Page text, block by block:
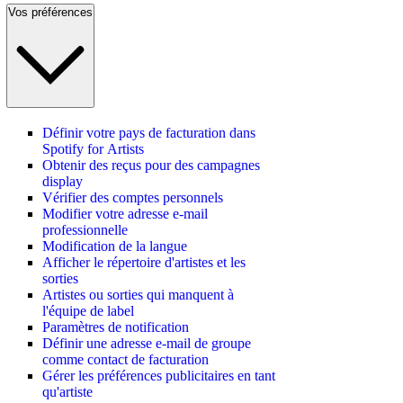
Vos préférences
Définir votre pays de facturation dans
Spotify for Artists
Obtenir des reçus pour des campagnes
display
Vérifier des comptes personnels
Modifier votre adresse e-mail
professionnelle
Modification de la langue
Afficher le répertoire d'artistes et les
sorties
Artistes ou sorties qui manquent à
l'équipe de label
Paramètres de notification
Définir une adresse e-mail de groupe
comme contact de facturation
Gérer les préférences publicitaires en tant
qu'artiste